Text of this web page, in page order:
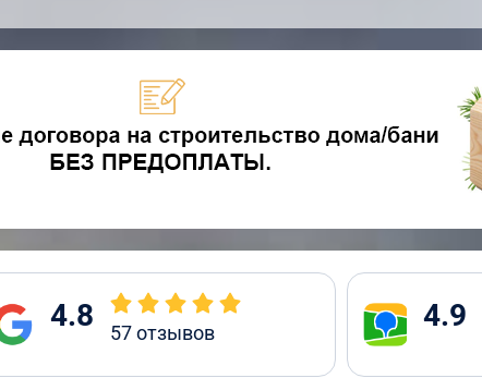
4.8 57отзывов 4.9